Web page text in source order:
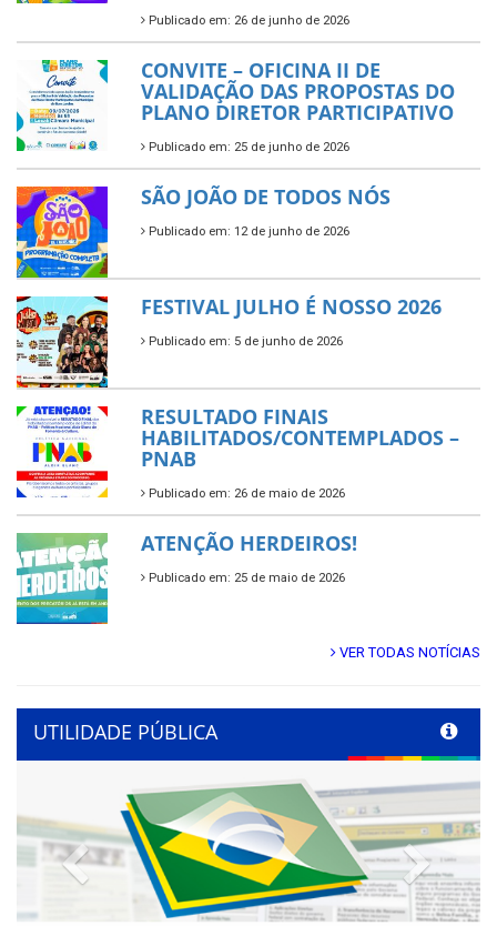
Publicado em: 26 de junho de 2026
CONVITE – OFICINA II DE
VALIDAÇÃO DAS PROPOSTAS DO
PLANO DIRETOR PARTICIPATIVO
Publicado em: 25 de junho de 2026
SÃO JOÃO DE TODOS NÓS
Publicado em: 12 de junho de 2026
FESTIVAL JULHO É NOSSO 2026
Publicado em: 5 de junho de 2026
RESULTADO FINAIS
HABILITADOS/CONTEMPLADOS –
PNAB
Publicado em: 26 de maio de 2026
ATENÇÃO HERDEIROS!
Publicado em: 25 de maio de 2026
VER TODAS NOTÍCIAS
UTILIDADE PÚBLICA
Previous Next